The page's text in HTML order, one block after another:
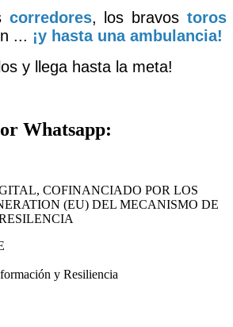
corredores, los bravostoros
... ¡y hasta una ambulancia!
y llega hasta la meta!
Whatsapp:
COFINANCIADO POR LOS
(EU) DEL MECANISMO DE